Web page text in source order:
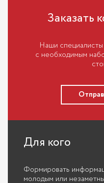
Заказать
Наши
с необходимым
Для кого
Формировать
молодым или